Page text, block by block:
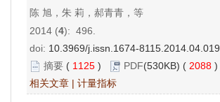
陈 旭，朱 莉，郝青青，等
2014 (4): 496.
doi: 10.3969/j.issn.1674-8115.2014.04.019
摘要 ( 1125 ) PDF(530KB) ( 2088 )
相关文章 | 计量指标